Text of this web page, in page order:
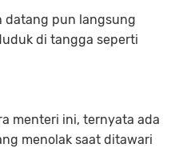
datang pun langsung
di tangga seperti
menteri ini, ternyata ada
menolak saat ditawari